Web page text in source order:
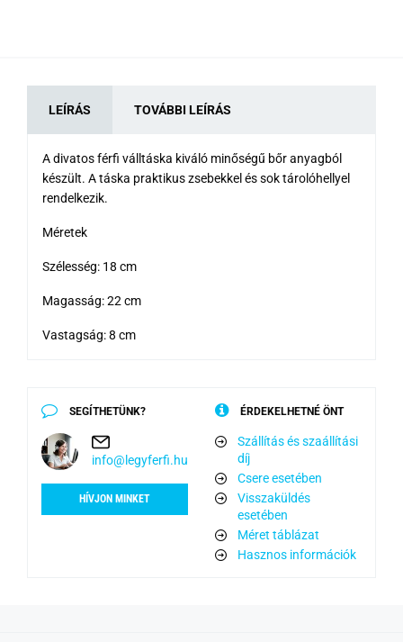
LEÍRÁS TOVÁBBI LEÍRÁS
A divatos férfi válltáska kiváló minőségű bőr anyagból
készült. A táska praktikus zsebekkel és sok tárolóhellyel
rendelkezik.
Méretek
Szélesség: 18 cm
Magasság: 22 cm
Vastagság: 8 cm
SEGÍTHETÜNK?
info@legyferfi.hu
HÍVJON MINKET
ÉRDEKELHETNÉ ÖNT
Szállítás és szaállítási
díj
Csere esetében
Visszaküldés
esetében
Méret táblázat
Hasznos információk